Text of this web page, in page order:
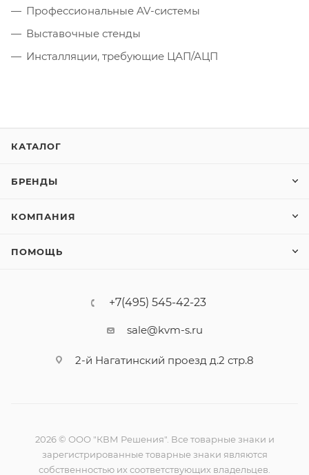
Профессиональные AV-системы
Выставочные стенды
Инсталляции, требующие ЦАП/АЦП
КАТАЛОГ
БРЕНДЫ
КОМПАНИЯ
ПОМОЩЬ
+7(495) 545-42-23
sale@kvm-s.ru
2-й Нагатинский проезд д.2 стр.8
2026 © ООО "КВМ Решения". Все товарные знаки и
зарегистрированные товарные знаки являются
собственностью их соответствующих владельцев.